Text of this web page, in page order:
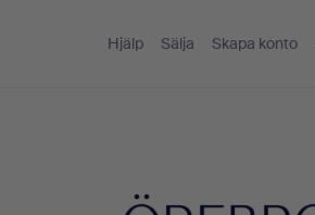
Hjälp Sälja Skapa konto